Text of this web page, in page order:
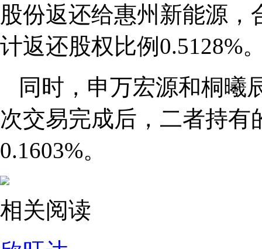
股份返还给惠州新能源，
计返还股权比例0.5128%
同时，申万宏源和桐曦
次交易完成后，二者持有
0.1603%。
相关阅读